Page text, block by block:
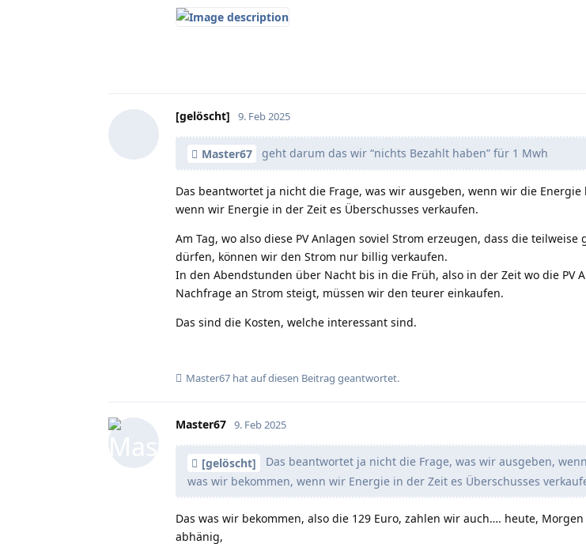
[gelöscht] 9. Feb 2025
Master67 geht darum das wir “nichts Bezahlt haben” für 1 Mwh
Das beantwortet ja nicht die Frage, was wir ausgeben, wenn wir die
wenn wir Energie in der Zeit es Überschusses verkaufen.
Am Tag, wo also diese PV Anlagen soviel Strom erzeugen, dass die
dürfen, können wir den Strom nur billig verkaufen.
In den Abendstunden über Nacht bis in die Früh, also in der Zeit wo die PV
Nachfrage an Strom steigt, müssen wir den teurer einkaufen.
Das sind die Kosten, welche interessant sind.
Master67 hatauf diesen Beitrag geantwortet.
Master67 9. Feb 2025
[gelöscht]
Das beantwortet ja nicht die Frage, was wir ausgeben,
was wir bekommen, wenn wir Energie in der Zeit es Überschusses
Das was wir bekommen, also die 129 Euro, zahlen wir auch…. heute,
abhänig,